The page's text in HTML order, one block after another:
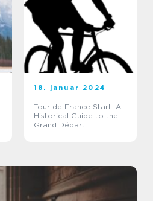
18. januar 2024
Tour de France Start: A
Historical Guide to the
Grand Départ